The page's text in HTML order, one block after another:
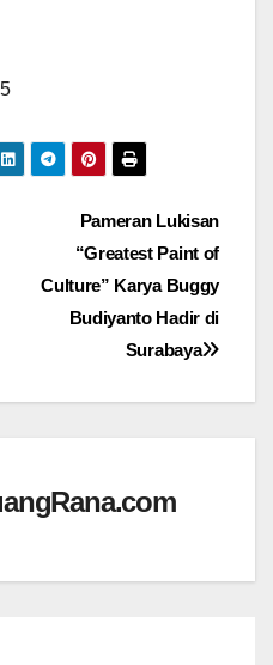
Pameran Lukisan
“Greatest Paint of
Culture” Karya Buggy
Budiyanto Hadir di
Surabaya